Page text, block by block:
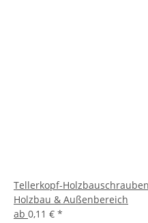
Tellerkopf-
Holzbau & Außenbereich
ab 0,11 € *